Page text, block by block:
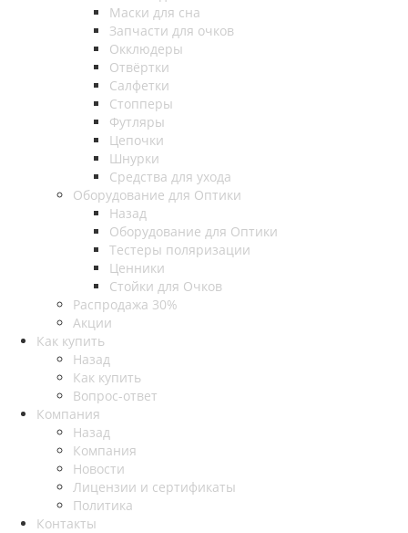
Маски для сна
Запчасти для очков
Окклюдеры
Отвёртки
Салфетки
Стопперы
Футляры
Цепочки
Шнурки
Средства для ухода
Оборудование для Оптики
Назад
Оборудование для Оптики
Тестеры поляризации
Ценники
Стойки для Очков
Распродажа 30%
Акции
Как купить
Назад
Как купить
Вопрос-ответ
Компания
Назад
Компания
Новости
Лицензии и сертификаты
Политика
Контакты